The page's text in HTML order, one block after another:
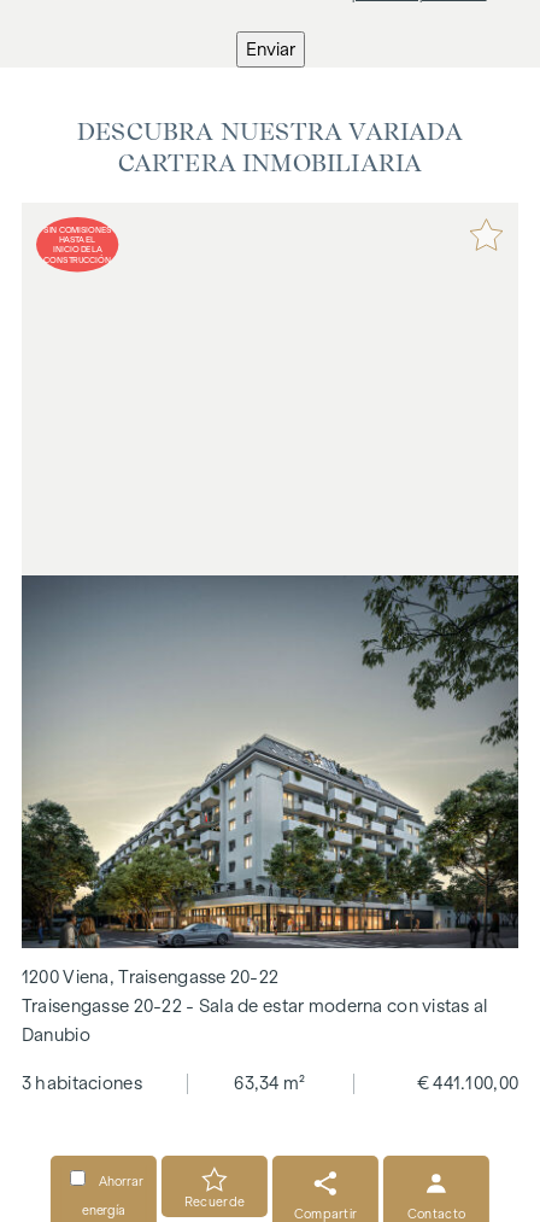
Enviar
DESCUBRA NUESTRA VARIADA
CARTERA INMOBILIARIA
SIN COMISIONES
HASTA EL
INICIO DE LA
CONSTRUCCIÓN
1200 Viena, Traisengasse 20-22
Traisengasse 20-22 - Sala de estar moderna con vistas al
Danubio
3 habitaciones 63,34 m² € 441.100,00
Ahorrar
energía
Recuerde
Compartir
Contacto